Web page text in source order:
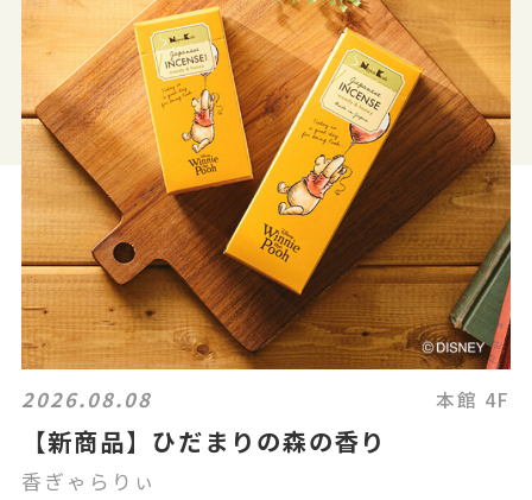
2026.08.08 本館 4F
【新商品】ひだまりの森の香り
香ぎゃらりぃ